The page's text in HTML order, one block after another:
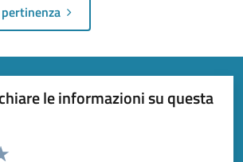
le informazioni su questa
pagina